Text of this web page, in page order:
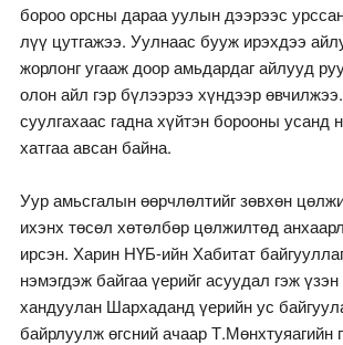
бороо орсны дараа уулын дээрээс
лүү цутгажээ. Уулнаас бууж ирэхдээ
жорлонг угааж доор амьдардаг айлууд
олон айл гэр бүлээрээ хүндээр
суулгахаас гадна хүйтэн борооны усанд
хатгаа авсан байна.
Уур амьсгалын өөрчлөлтийг зөвхөн
ихэнх төсөл хөтөлбөр цөлжилтөд
ирсэн. Харин НҮБ-ийн Хабитат
нэмэгдэж байгаа үерийг асуудал гэж
хандуулан Шархаданд үерийн ус
байрлуулж өгсний ачаар Т.Мөнхтуяагийн